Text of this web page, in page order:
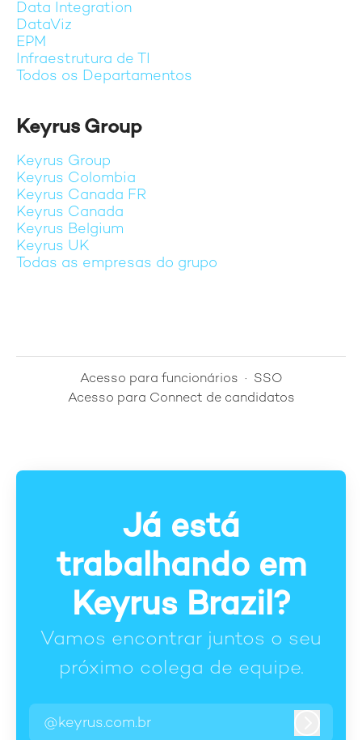
Data Integration
DataViz
EPM
Infraestrutura de TI
Todos os Departamentos
Keyrus Group
Keyrus Group
Keyrus Colombia
Keyrus Canada FR
Keyrus Canada
Keyrus Belgium
Keyrus UK
Todas as empresas do grupo
Acesso para funcionários · SSO
Acesso para Connect de candidatos
Já está
trabalhando em
Keyrus Brazil?
Vamos encontrar juntos o seu
próximo colega de equipe.
@keyrus.com.br